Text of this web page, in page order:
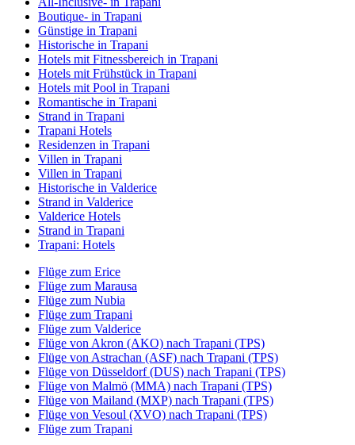
Boutique- in Trapani
Günstige in Trapani
Historische in Trapani
Hotels mit Fitnessbereich in Trapani
Hotels mit Frühstück in Trapani
Hotels mit Pool in Trapani
Romantische in Trapani
Strand in Trapani
Trapani Hotels
Residenzen in Trapani
Villen in Trapani
Villen in Trapani
Historische in Valderice
Strand in Valderice
Valderice Hotels
Strand in Trapani
Trapani: Hotels
Flüge zum Erice
Flüge zum Marausa
Flüge zum Nubia
Flüge zum Trapani
Flüge zum Valderice
Flüge von Akron (AKO) nach Trapani (TPS)
Flüge von Astrachan (ASF) nach Trapani (TPS)
Flüge von Düsseldorf (DUS) nach Trapani (TPS)
Flüge von Malmö (MMA) nach Trapani (TPS)
Flüge von Mailand (MXP) nach Trapani (TPS)
Flüge von Vesoul (XVO) nach Trapani (TPS)
Flüge zum Trapani